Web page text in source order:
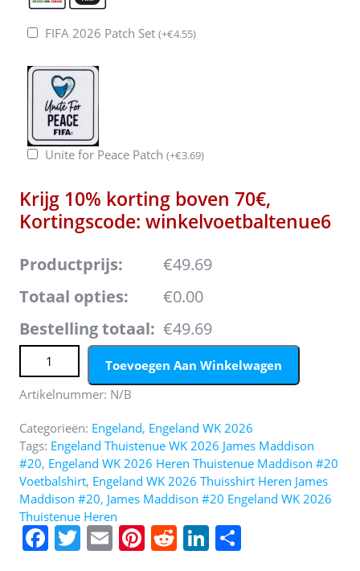
FIFA 2026 Patch Set (+€4.55)
Unite for Peace Patch (+€3.69)
Krijg 10% korting boven 70€,
Kortingscode: winkelvoetbaltenue6
Productprijs:
€49.69
Totaal opties:
€0.00
Bestelling totaal: €49.69
Engeland WK 2026 Thuistenue Heren – James Maddison
#20 Voetbalshirt + Short aantal
Toevoegen Aan Winkelwagen
Artikelnummer: N/B
Categorieën: Engeland, Engeland WK 2026
Tags: Engeland Thuistenue WK 2026 James Maddison
#20, Engeland WK 2026 Heren Thuistenue Maddison #20
Voetbalshirt, Engeland WK 2026 Thuisshirt Heren James
Maddison #20, James Maddison #20 Engeland WK 2026
Thuistenue Heren
F T E Pi R Li